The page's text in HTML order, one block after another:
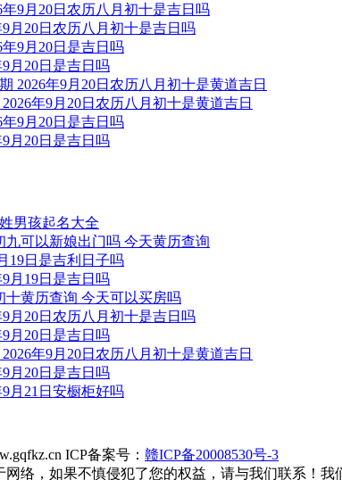
月20日农历八月初十是吉日吗
月20日是吉日吗
年9月20日农历八月初十是黄道吉日
月20日是吉日吗
男孩起名大全
九可以新娘出门吗 今天黄历查询
19日是吉利日子吗
月19日是吉日吗
十黄历查询 今天可以买房吗
月20日农历八月初十是吉日吗
月20日是吉日吗
年9月20日农历八月初十是黄道吉日
月20日是吉日吗
月21日安橱柜好吗
ICP备案号： 赣ICP备20008530号-3
络，如果不慎侵犯了您的权益，请与我们联系！我